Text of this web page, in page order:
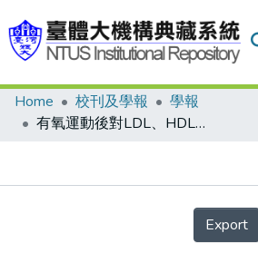
Communities & Collections
Home 校刊及學報
學報
有氧運動後對LDL、HDL、LDL/HDL、HDL2及HDL3之影響
Details
Export